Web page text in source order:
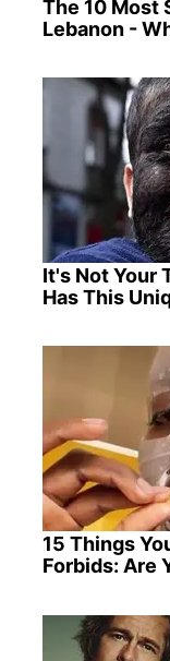
The 10 Most
Lebanon -
It's Not Your
Has This
15 Things
Forbids: Are